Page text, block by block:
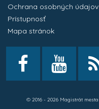
Ochrana osobných údajov
Prístupnosť
Mapa stránok
© 2016 - 2026 Magistrát